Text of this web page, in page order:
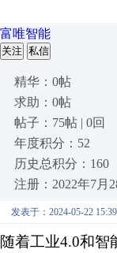
富唯智能
关注 私信
精华：0帖
求助：0帖
帖子：75帖 | 0回
年度积分：52
历史总积分：160
注册：2022年7月
发表于：2024-05-22
随着工业4.0和智